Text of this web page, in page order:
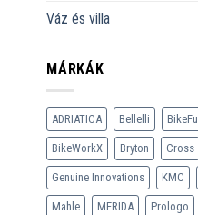
Váz és villa
MÁRKÁK
ADRIATICA Bellelli
BikeWorkX Bryton Cross
Genuine Innovations KMC
Mahle MERIDA Prologo